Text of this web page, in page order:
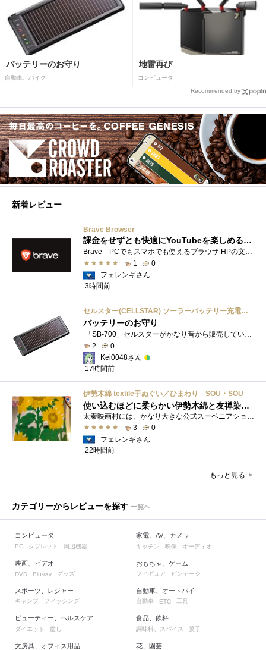
バッテリーのお守り
自動車、バイク
地雷再び
コンピュータ
Recommended by
新着レビュー
Brave Browser
課金をせずとも快適にYouTubeを楽しめるようになったよ
Brave PCでもスマホでも使えるブラウザ HPの文言は 広告やトラッカーがブロックされるから、訪問するサイトをよりすっきりした表示で閲覧でき�...
1
0
フェレンギさん
3時間前
セルスター(CELLSTAR) ソーラーバッテリー充電器 SB-700 DC12V専用
バッテリーのお守り
2
0
Kei0048さん
17時間前
伊勢木綿 textile手ぬぐい／ひまわり SOU・SOU
使い込むほどに柔らかい伊勢木綿と友禅染の発色を楽しむ
3
0
フェレンギさん
22時間前
もっと見る
カテゴリーからレビューを探す 一覧へ
コンピュータ
PC タブレット 周辺機器
映画、ビデオ
DVD Blu-ray グッズ
スポーツ、レジャー
キャンプ フィッシング
ビューティー、ヘルスケア
ダイエット 癒し
文房具、オフィス用品
家電、AV、カメラ
キッチン 映像 オーディオ
おもちゃ、ゲーム
フィギュア ビンテージ
自動車、オートバイ
自動車 ETC 工具
食品、飲料
調味料、スパイス 菓子
花、園芸